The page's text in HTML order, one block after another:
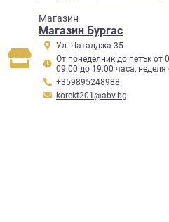
Mагазин
Магазин Бургас
Ул. Чаталджа 35
От понеделник до петък от
09.00 до 19.00 часа,
+359895248988
korekt201@abv.bg